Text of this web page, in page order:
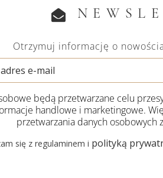
Otrzymuj informację o
będą przetwarzane celu
handlowe i marketingowe.
przetwarzania danych osobowych
się z regulaminem i polityką